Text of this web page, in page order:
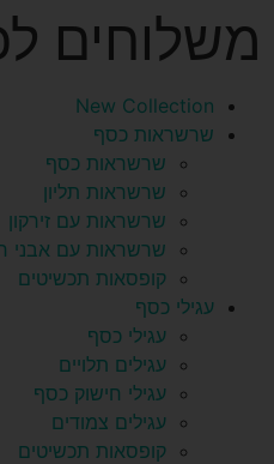
משלוחים
New Collection
שרשראות כסף
שרשראות כסף
שרשראות תליון
שרשראות עם זירקון
שרשראות עם אבני
קופסאות תכשיטים
עגילי כסף
עגילי כסף
עגילים תלויים
עגילי חישוק כסף
עגילים צמודים
קופסאות תכשיטים